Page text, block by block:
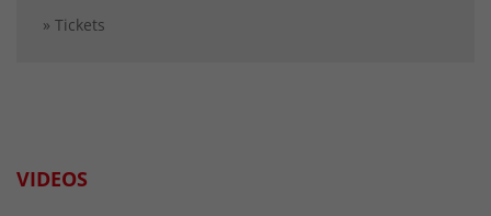
» Tickets
VIDEOS